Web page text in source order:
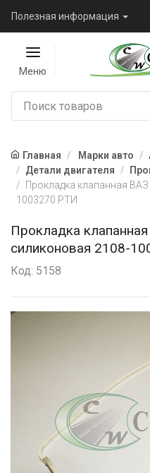
Полезная информация
Меню
Главная Марки авто
Детали двигателя
Прокладка клапанная
1003270 РТИ
Прокладка
силиконовая 2108-
Код: 5158